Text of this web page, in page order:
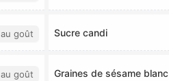
au goût Sucre candi
au goût Graines de sésame blanc